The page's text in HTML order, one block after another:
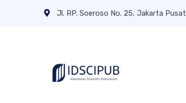
Jl. RP. Soeroso No. 25, Jakarta Pusat